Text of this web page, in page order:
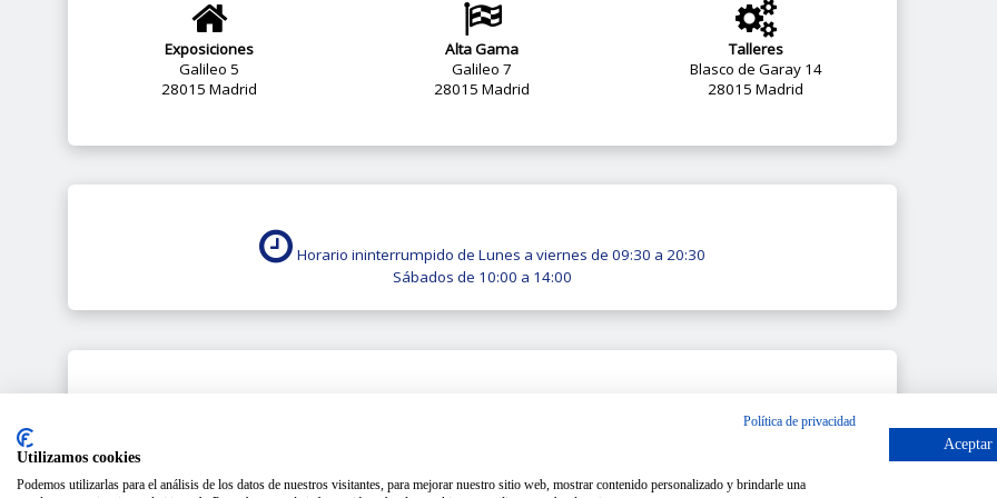
Exposiciones
Galileo 5
28015 Madrid
Alta Gama
Galileo 7
28015 Madrid
Talleres
Blasco de Garay 14
28015 Madrid
Horario ininterrumpido de Lunes a viernes de 09:30 a 20:30
Sábados de 10:00 a 14:00
Política de privacidad
Utilizamos cookies
Podemos utilizarlas para el análisis de los datos de nuestros visitantes, para mejorar nuestro sitio web, mostrar contenido personalizado y brindarle una
Aceptar